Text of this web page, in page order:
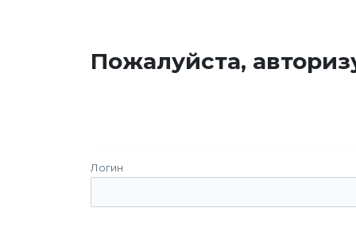
Пожалуйста,
Логин